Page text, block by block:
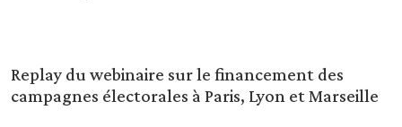
Replay du webinaire sur le financement des
campagnes électorales à Paris, Lyon et Marseille